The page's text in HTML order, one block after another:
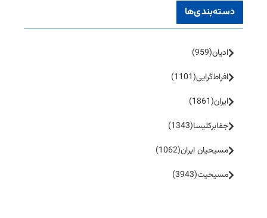
دسته‌بندی‌ها
ادیان(959)
افراط‌گرایی(1101)
ایران(1861)
جفا‌بر‌کلیسا(1343)
مسیحیان ایران(1062)
مسیحیت(3943)